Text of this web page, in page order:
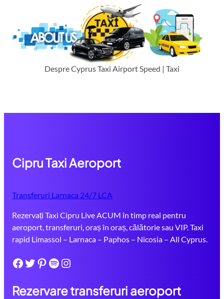
Despre Cyprus Taxi Airport Speed | Taxi
Cipru Taxi Aeroport
Transferuri Larnaca 24/7 LCA
Rezervați Taxi Cipru Live ACUM în timp real pentru
aeroport, transferuri, oraș în oraș, călătorie sau VIP. Taxi
rapid Limassol – Larnaca – Paphos – Nicosia – All Cyprus.
Facebook Twitter Pinterest Spotify Instagram
Rezervare transferuri aeroport